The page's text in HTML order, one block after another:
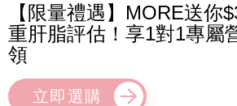
【限量禮遇】MORE送你
重肝脂評估！享1對1專屬
領
立即選購